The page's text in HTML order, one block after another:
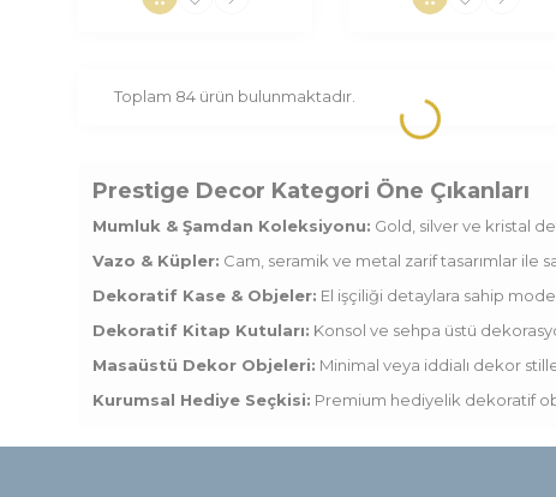
Toplam 84 ürün bulunmaktadır.
Prestige Decor Kategori Öne Çıkanları
Mumluk & Şamdan Koleksiyonu: Gold, silver ve kristal
Vazo & Küpler: Cam, seramik ve metal zarif tasarımlar ile
Dekoratif Kase & Objeler: El işçiliği detaylara sahip
Dekoratif Kitap Kutuları: Konsol ve sehpa üstü
Masaüstü Dekor Objeleri: Minimal veya iddialı dekor
Kurumsal Hediye Seçkisi: Premium hediyelik dekoratif